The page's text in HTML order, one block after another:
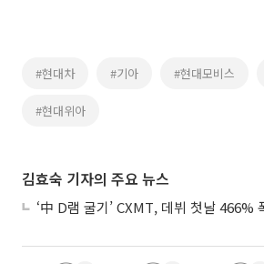
#현대차 #기아 #현대모비스
#현대위아
김효숙 기자의 주요 뉴스